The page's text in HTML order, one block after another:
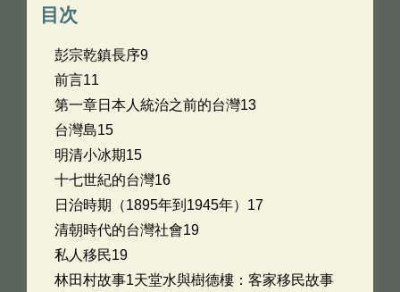
目次
彭宗乾鎮長序9
前言11
第一章日本人統治之前的台灣13
台灣島15
明清小冰期15
十七世紀的台灣16
日治時期（1895年到1945年）17
清朝時代的台灣社會19
私人移民19
林田村故事1天堂水與樹德樓：客家移民故事